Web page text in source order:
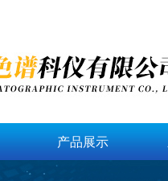
产品展示